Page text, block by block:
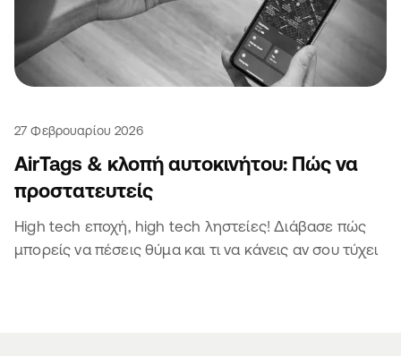
27 Φεβρουαρίου 2026
AirTags & κλοπή αυτοκινήτου: Πώς να
προστατευτείς
High tech εποχή, high tech ληστείες! Διάβασε πώς
μπορείς να πέσεις θύμα και τι να κάνεις αν σου τύχει